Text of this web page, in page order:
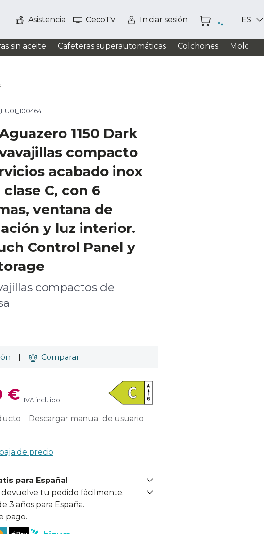
Asistencia CecoTV Iniciar sesión ES
sin aceite Cafeteras superautomáticas Colchones
1150 Dark
compacto
acabado inox
C, con 6
ventana de
y luz interior.
Control Panel y
compactos de
Comparar
€ IVA incluido
Descargar manual de usuario
de precio
para España!
devuelve tu pedido fácilmente.
3 años para España.
pago.